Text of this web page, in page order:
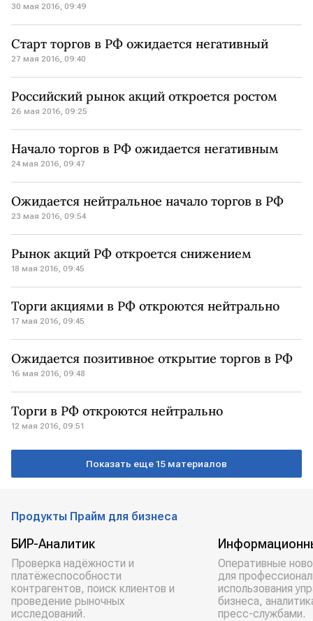
30 мая 2016, 09:49
Старт торгов в РФ ожидается негативный
27 мая 2016, 09:40
Российский рынок акций откроется ростом
26 мая 2016, 09:25
Начало торгов в РФ ожидается негативным
24 мая 2016, 09:47
Ожидается нейтральное начало торгов в РФ
23 мая 2016, 09:54
Рынок акций РФ откроется снижением
18 мая 2016, 09:45
Торги акциями в РФ откроются нейтрально
17 мая 2016, 09:45
Ожидается позитивное открытие торгов в РФ
16 мая 2016, 09:48
Торги в РФ откроются нейтрально
12 мая 2016, 09:51
Показать еще 15 материалов
Продукты Прайм для бизнеса
БИР-Аналитик
Проверка надёжности и
платёжеспособности
контрагентов, поиск клиентов и
проведение рыночных
исследований.
Оперативные
для
использования
бизнеса,
пресс-службами.